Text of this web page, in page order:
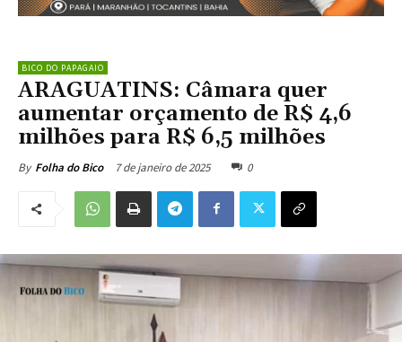
BICO DO PAPAGAIO
ARAGUATINS: Câmara quer
aumentar orçamento de R$ 4,6
milhões para R$ 6,5 milhões
By Folha do Bico 7 de janeiro de 2025 0